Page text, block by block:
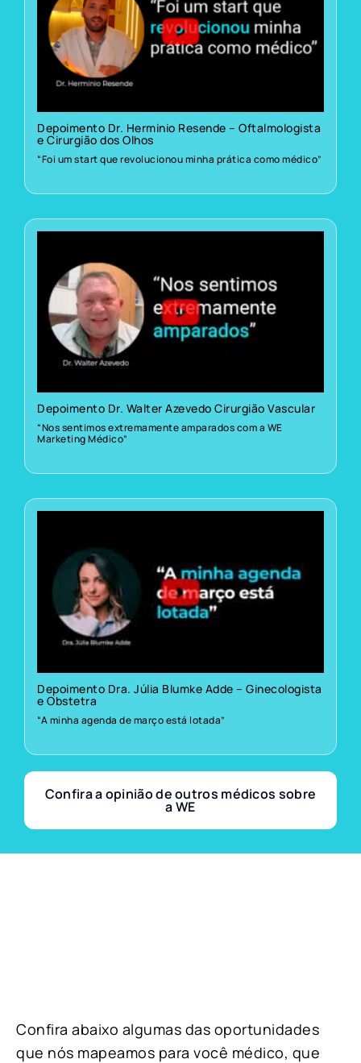
Depoimento Dr. Herminio Resende – Oftalmologista
e Cirurgião dos Olhos
“Foi um start que revolucionou minha prática como médico”
Depoimento Dr. Walter Azevedo Cirurgião Vascular
“Nos sentimos extremamente amparados com a WE
Marketing Médico”
Depoimento Dra. Júlia Blumke Adde – Ginecologista
e Obstetra
“A minha agenda de março está lotada”
Confira a opinião de outros médicos sobre
a WE
Confira abaixo algumas das oportunidades
que nós mapeamos para você médico, que